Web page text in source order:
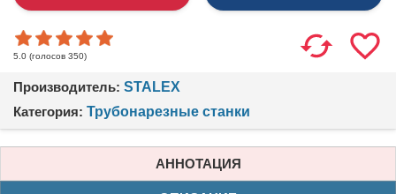
5.0 (голосов 350)
Производитель: STALEX
Категория: Трубонарезные станки
АННОТАЦИЯ